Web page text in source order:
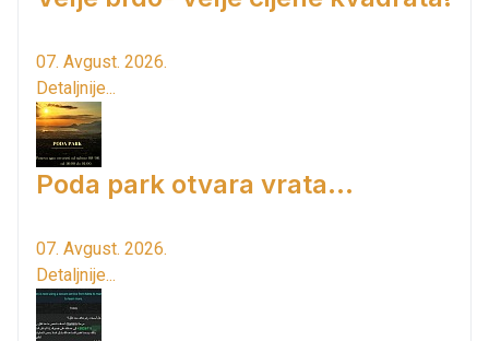
07. Avgust. 2026.
Detaljnije...
Poda park otvara vrata...
07. Avgust. 2026.
Detaljnije...